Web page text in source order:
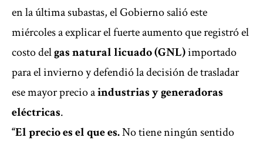
en la última subastas, el Gobierno salió este
miércoles a explicar el fuerte aumento que registró el
costo delgas natural licuado (GNL)importado
para el invierno y defendió la decisión de trasladar
ese mayor precio aindustrias y generadoras
eléctricas.
“El precio es el que es.No tiene ningún sentido